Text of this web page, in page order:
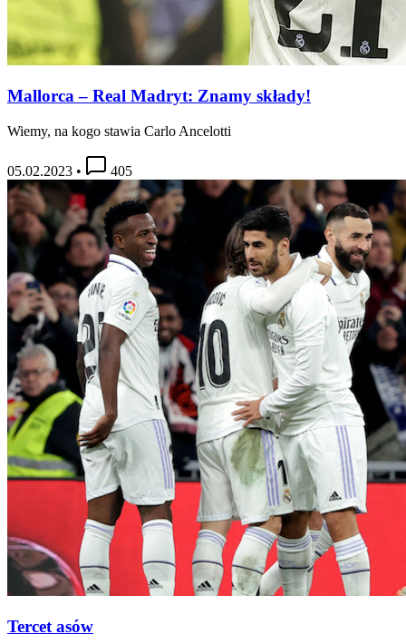
Mallorca – Real Madryt: Znamy składy!
Wiemy, na kogo stawia Carlo Ancelotti
05.02.2023 • 405
Tercet asów